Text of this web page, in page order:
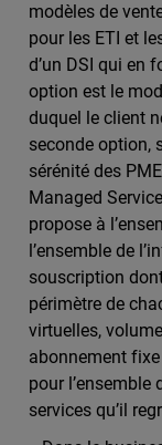
modèles de
pour les ETI et
d’un DSI qui en
option est le
duquel le client
seconde option,
sérénité des
Managed
propose à
l’ensemble de
souscription
périmètre de
virtuelles,
abonnement
pour
services qu’il